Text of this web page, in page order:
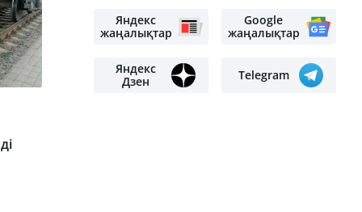
Яндекс
жаңалықтар
Google
жаңалықтар
Яндекс
Дзен
Telegram